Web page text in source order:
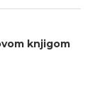
knjigom